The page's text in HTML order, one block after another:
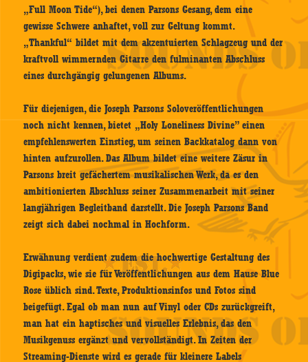
„Full Moon Tide“), bei denen Parsons Gesang, dem eine
gewisse Schwere anhaftet, voll zur Geltung kommt.
„Thankful“ bildet mit dem akzentuierten Schlagzeug und der
kraftvoll wimmernden Gitarre den fulminanten Abschluss
eines durchgängig gelungenen Albums.
Für diejenigen, die Joseph Parsons Soloveröffentlichungen
noch nicht kennen, bietet „Holy Loneliness Divine” einen
empfehlenswerten Einstieg, um seinen Backkatalog dann von
hinten aufzurollen. Das Album bildet eine weitere Zäsur in
Parsons breit gefächertem musikalischen Werk, da es den
ambitionierten Abschluss seiner Zusammenarbeit mit seiner
langjährigen Begleitband darstellt. Die Joseph Parsons Band
zeigt sich dabei nochmal in Hochform.
Erwähnung verdient zudem die hochwertige Gestaltung des
Digipacks, wie sie für Veröffentlichungen aus dem Hause Blue
Rose üblich sind. Texte, Produktionsinfos und Fotos sind
beigefügt. Egal ob man nun auf Vinyl oder CDs zurückgreift,
man hat ein haptisches und visuelles Erlebnis, das den
Musikgenuss ergänzt und vervollständigt. In Zeiten der
Streaming-Dienste wird es gerade für kleinere Labels